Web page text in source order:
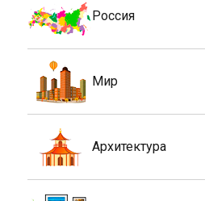
Россия
Мир
Архитектура